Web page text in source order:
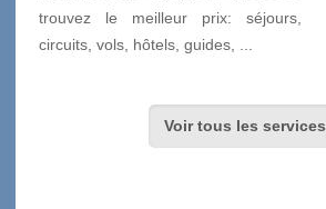
trouvez le meilleur prix: séjours,
circuits, vols, hôtels, guides, ...
Voir tous les services